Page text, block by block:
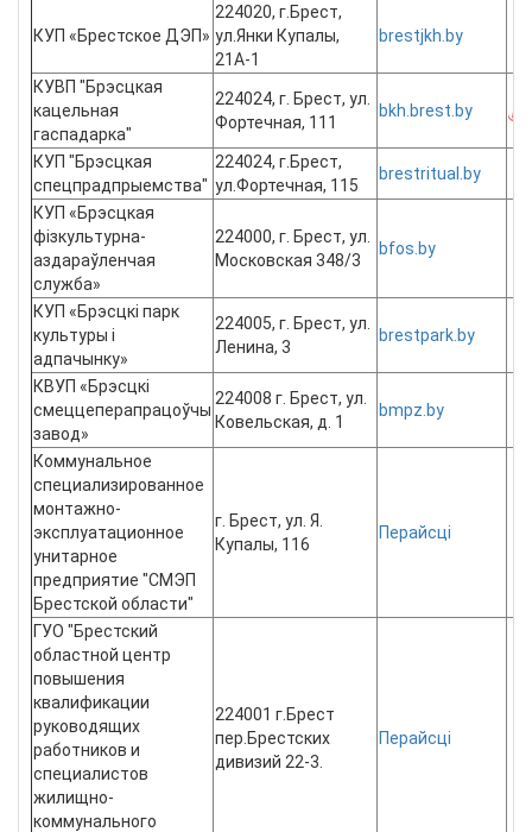
КУП «Брестское ДЭП»
224020, г.Брест,
ул.Янки Купалы,
21А-1
brestjkh.by
КУВП "Брэсцкая
кацельная
гаспадарка"
224024, г. Брест, ул.
Фортечная, 111
bkh.brest.by
КУП "Брэсцкая
спецпрадпрыемства"
224024, г.Брест,
ул.Фортечная, 115
brestritual.by
КУП «Брэсцкая
фізкультурна-
аздараўленчая
служба»
224000, г. Брест, ул.
Московская 348/3
bfos.by
КУП «Брэсцкі парк
культуры і
адпачынку»
224005, г. Брест, ул.
Ленина, 3
brestpark.by
КВУП «Брэсцкі
смеццеперапрацоўчы
завод»
224008 г. Брест, ул.
Ковельская, д. 1
bmpz.by
Коммунальное
специализированное
монтажно-
эксплуатационное
унитарное
предприятие "СМЭП
Брестской области"
г. Брест, ул. Я.
Купалы, 116
Перайсці
ГУО "Брестский
областной центр
повышения
квалификации
руководящих
работников и
специалистов
жилищно-
коммунального
224001 г.Брест
пер.Брестских
дивизий 22-3.
Перайсці